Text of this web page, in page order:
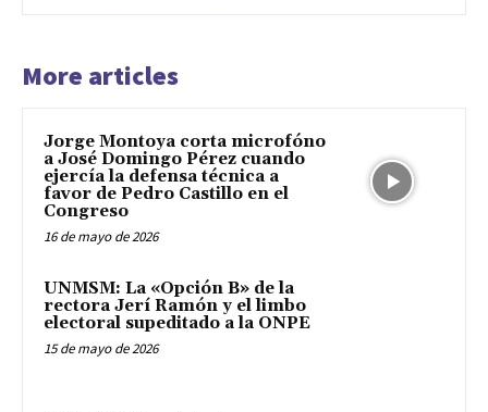
More articles
Jorge Montoya corta microfóno
a José Domingo Pérez cuando
ejercía la defensa técnica a
favor de Pedro Castillo en el
Congreso
16 de mayo de 2026
UNMSM: La «Opción B» de la
rectora Jerí Ramón y el limbo
electoral supeditado a la ONPE
15 de mayo de 2026